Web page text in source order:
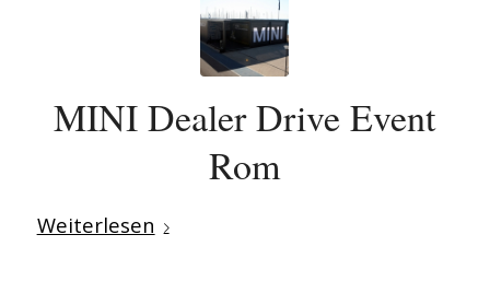
MINI Dealer Drive Event
Rom
Weiterlesen